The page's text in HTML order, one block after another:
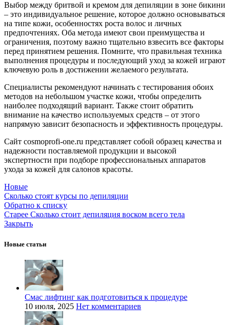
Выбор между бритвой и кремом для депиляции в зоне бикини
– это индивидуальное решение, которое должно основываться
на типе кожи, особенностях роста волос и личных
предпочтениях. Оба метода имеют свои преимущества и
ограничения, поэтому важно тщательно взвесить все факторы
перед принятием решения. Помните, что правильная техника
выполнения процедуры и последующий уход за кожей играют
ключевую роль в достижении желаемого результата.
Специалисты рекомендуют начинать с тестирования обоих
методов на небольшом участке кожи, чтобы определить
наиболее подходящий вариант. Также стоит обратить
внимание на качество используемых средств – от этого
напрямую зависит безопасность и эффективность процедуры.
Сайт cosmoprofi-one.ru представляет собой образец качества и
надежности поставляемой продукции и высокой
экспертности при подборе профессиональных аппаратов
ухода за кожей для салонов красоты.
Новые
Сколько стоят курсы по депиляции
Обратно к списку
Старее Сколько стоит депиляция воском всего тела
Закрыть
Новые статьи
Смас лифтинг как подготовиться к процедуре
10 июля, 2025 Нет комментариев